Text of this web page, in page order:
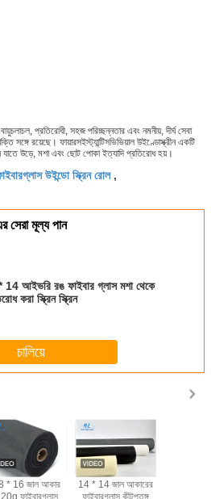
প্রতিরোধী, সহজ পরিচ্ছন্নতার এবং নমনীয়, দীর্ঘ সেবা
সঙ্গে রয়েছে। ফায়ারসইস্ট্যান্টিসভিভিয়াল উইণ্ডোস্ক্রীন একটি
যাতে উড়ে, মশা এবং ছোট পোকা ইত্যাদি প্রতিরোধ হয়।
উইন্ডো স্ক্রিন রোল,
সেরা মূল্য পান
আইভরি রঙ ফাইবার গ্লাস মশা থেকে
করা স্ক্রিন স্ক্রিন
চালিয়ে
* 16 জাল আকার
14 * 14 জাল আকারের